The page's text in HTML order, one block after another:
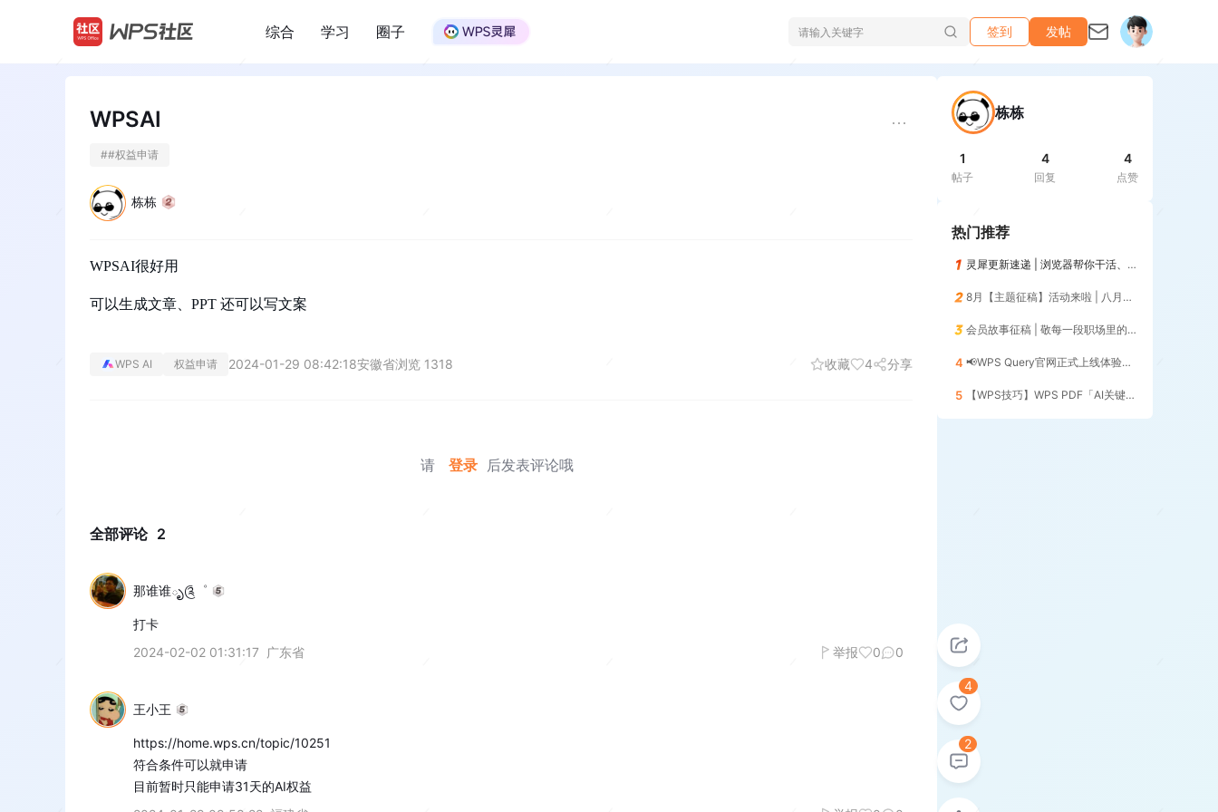
/
综合 学习 圈子 签到 发帖
WPSAI
##权益申请
栋栋
WPSAI很好用
可以生成文章、PPT 还可以写文案
WPS AI 权益申请 2024-01-29 08:42:18安徽省浏览 1318 收藏 4 分享
4
2
请 登录 后发表评论哦
全部评论 2
那谁谁ృ༊゜
打卡
2024-02-02 01:31:17
广东省 举报 0 0
王小王
https://home.wps.cn/topic/10251
符合条件可以就申请
目前暂时只能申请31天的AI权益
栋栋
1
帖子
4
回复
4
点赞
热门推荐
灵犀更新速递 | 浏览器帮你干活、记住你的习惯，越用越懂你😎
8月【主题征稿】活动来啦 | 八月AI人，探索AI的无限可能！
会员故事征稿 | 敬每一段职场里的「最佳搭档」
4 📢WPS Query官网正式上线体验📢 | 暨第12期零基础入门（添加列）
5 【WPS技巧】WPS PDF「AI关键信息」一键提取核心数据